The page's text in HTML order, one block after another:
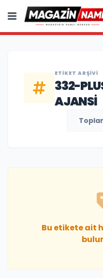
ETIKET ARŞIVI
332-
AJANSI
Bu etikete ait